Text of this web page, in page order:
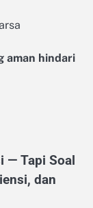
aman hindari
— Tapi Soal
dan